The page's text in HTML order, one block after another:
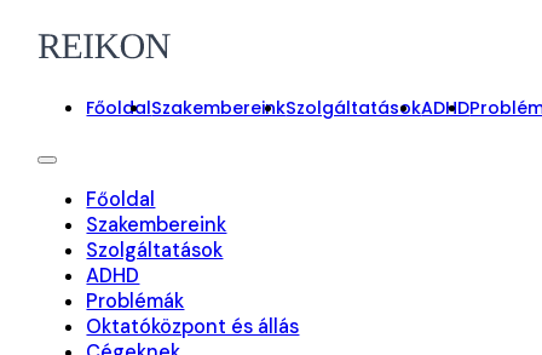
FőoldalSzakembereinkSzolgáltatásokADHD
Főoldal
Szakembereink
Szolgáltatások
ADHD
Problémák
Oktatóközpont és állás